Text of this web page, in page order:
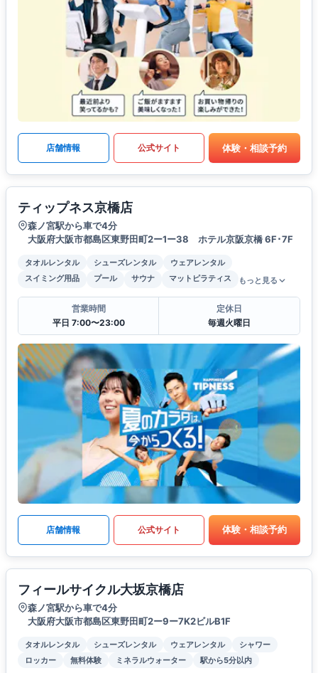
店舗情報 公式サイト 体験・相談予約
ティップネス京橋店
森ノ宮駅から車で4分
大阪府大阪市都島区東野田町2ー1ー38 ホテル京阪京橋 6F･7F
タオルレンタル シューズレンタル
ウェアレンタル
スイミング用品
プール サウナ マットピラティス もっと見る
営業時間
平日 7:00〜23:00
定休日
毎週火曜日
店舗情報 公式サイト 体験・相談予約
フィールサイクル大坂京橋店
森ノ宮駅から車で4分
大阪府大阪市都島区東野田町2ー9ー7K2ビルB1F
タオルレンタル シューズレンタル ウェアレンタル
シャワー
ロッカー
無料体験 ミネラルウォーター 駅から5分以内